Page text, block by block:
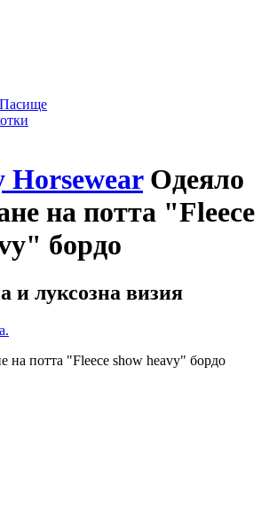
Одеяло
на потта "Fleece
бордо
и луксозна визия
на потта "Fleece show heavy" бордо